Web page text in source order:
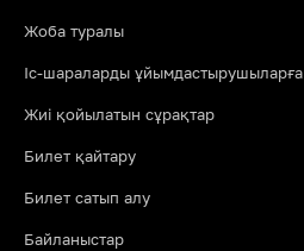
Жоба туралы
Іс-шараларды ұйымдастырушыларға
Жиі қойылатын сұрақтар
Билет қайтару
Билет сатып алу
Байланыстар